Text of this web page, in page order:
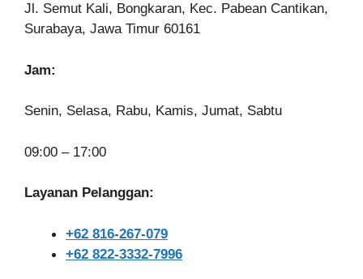
Jl. Semut Kali, Bongkaran, Kec. Pabean Cantikan,
Surabaya, Jawa Timur 60161
Jam:
Senin, Selasa, Rabu, Kamis, Jumat, Sabtu
09:00 – 17:00
Layanan Pelanggan:
+62 816-267-079
+62 822-3332-7996